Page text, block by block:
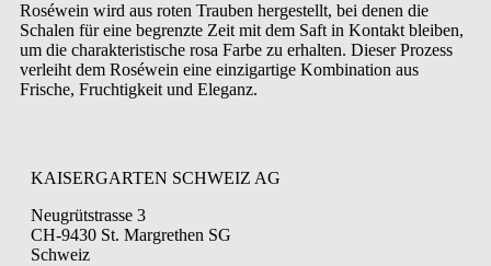
Roséwein wird aus roten Trauben hergestellt, bei denen die
Schalen für eine begrenzte Zeit mit dem Saft in Kontakt bleiben,
um die charakteristische rosa Farbe zu erhalten. Dieser Prozess
verleiht dem Roséwein eine einzigartige Kombination aus
Frische, Fruchtigkeit und Eleganz.
KAISERGARTEN SCHWEIZ AG
Neugrütstrasse 3
CH-9430 St. Margrethen SG
Schweiz